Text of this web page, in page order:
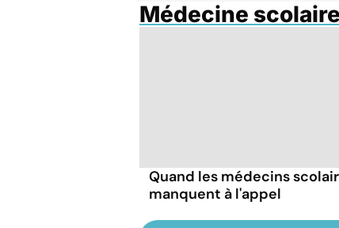
Médecine scolaire
Quand les médecins
manquent à l'appel